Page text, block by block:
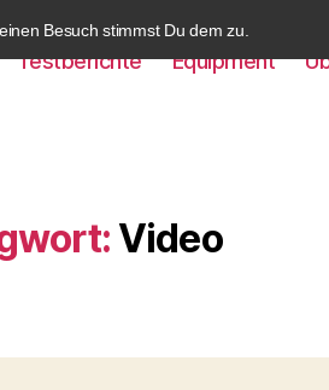
Besuch stimmst Du dem zu.
Testberichte Equipment
Video